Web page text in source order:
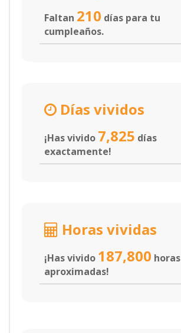
Faltan 210 días para tu
cumpleaños.
Días vividos
¡Has vivido 7,825 días
exactamente!
Horas vividas
¡Has vivido 187,800 horas
aproximadas!